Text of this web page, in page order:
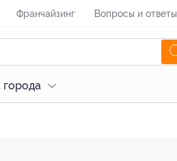
Франчайзинг Вопросы и ответы